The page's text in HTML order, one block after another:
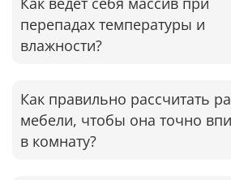
перепадах температуры и
влажности?
Как правильно рассчитать
мебели, чтобы она точно
в комнату?